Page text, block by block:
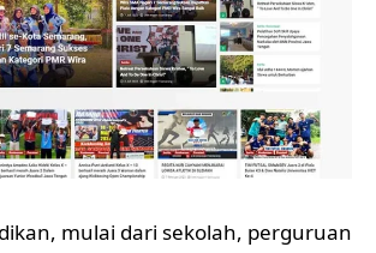
mulai dari sekolah, perguruan